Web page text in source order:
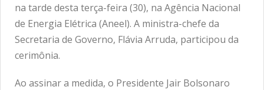
na tarde desta terça-feira (30), na Agência Nacional
de Energia Elétrica (Aneel). A ministra-chefe da
Secretaria de Governo, Flávia Arruda, participou da
cerimônia.
Ao assinar a medida, o Presidente Jair Bolsonaro